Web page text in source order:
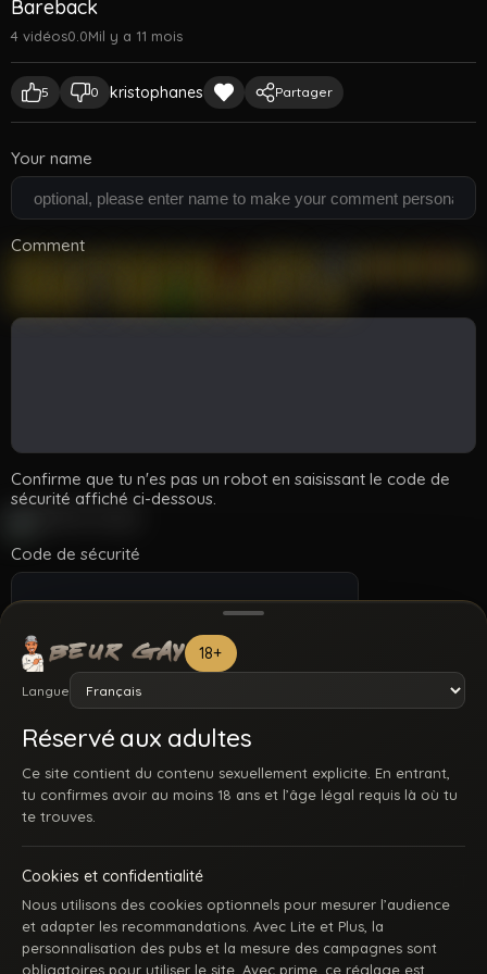
18+
Langue
Réservé aux adultes
Ce site contient du contenu sexuellement explicite. En entrant,
tu confirmes avoir au moins 18 ans et l’âge légal requis là où tu
te trouves.
Cookies et confidentialité
Nous utilisons des cookies optionnels pour mesurer l’audience
et adapter les recommandations. Avec Lite et Plus, la
personnalisation des pubs et la mesure des campagnes sont
obligatoires pour utiliser le site. Avec prime, ce réglage est
Bareback
4 vidéos0.0Mil y a 11 mois
5 0 kristophanes Partager
Your name
Comment
Confirme que tu n'es pas un robot en saisissant le code de
sécurité affiché ci-dessous.
Code de sécurité
ACCUEIL INSCRIPTION SE CONNECTER
CONDITIONS D’UTILISATION DMCA
18 U.S.C. 2257
GÉRER MES COOKIES